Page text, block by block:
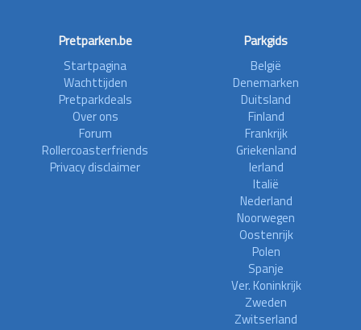
Pretparken.be
Startpagina
Wachttijden
Pretparkdeals
Over ons
Forum
Rollercoasterfriends
Privacy disclaimer
Parkgids
België
Denemarken
Duitsland
Finland
Frankrijk
Griekenland
Ierland
Italië
Nederland
Noorwegen
Oostenrijk
Polen
Spanje
Ver. Koninkrijk
Zweden
Zwitserland